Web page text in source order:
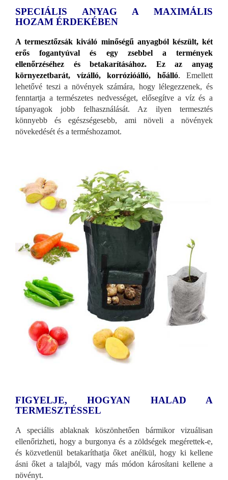
SPECIÁLIS ANYAG A MAXIMÁLIS
HOZAM ÉRDEKÉBEN
A termesztőzsák kiváló minőségű anyagból készült, két
erős fogantyúval és egy zsebbel a termények
ellenőrzéséhez és betakarításához. Ez az anyag
környezetbarát, vízálló, korrózióálló, hőálló. Emellett
lehetővé teszi a növények számára, hogy lélegezzenek, és
fenntartja a természetes nedvességet, elősegítve a víz és a
tápanyagok jobb felhasználását. Az ilyen termesztés
könnyebb és egészségesebb, ami növeli a növények
növekedését és a terméshozamot.
FIGYELJE, HOGYAN HALAD A
TERMESZTÉSSEL
A speciális ablaknak köszönhetően bármikor vizuálisan
ellenőrizheti, hogy a burgonya és a zöldségek megérettek-e,
és közvetlenül betakaríthatja őket anélkül, hogy ki kellene
ásni őket a talajból, vagy más módon károsítani kellene a
növényt.